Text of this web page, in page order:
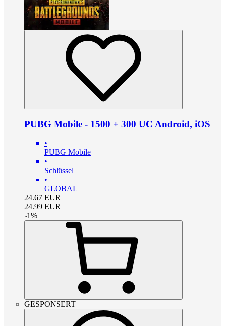
PUBG Mobile - 1500 + 300 UC Android, iOS
•
PUBG Mobile
•
Schlüssel
•
GLOBAL
24.67 EUR
24.99 EUR
-1%
GESPONSERT